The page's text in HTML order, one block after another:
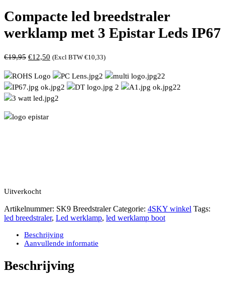
Compacte led breedstraler
werklamp met 3 Epistar Leds IP67
€19,95 Oorspronkelijke
was:
€19,95.
€12,50 Huidige
is:
€12,50.
(Excl BTW €10,33)
Uitverkocht
Artikelnummer: SK9 Breedstraler Categorie: 4SKY winkel Tags:
led breedstraler, Led werklamp, led werklamp boot
Beschrijving
Aanvullende informatie
Beschrijving